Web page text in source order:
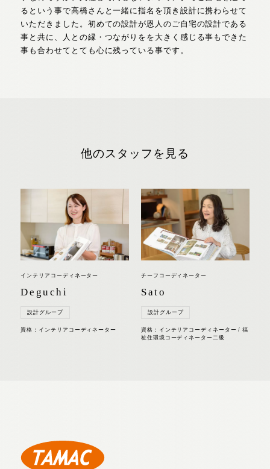
るという事で高橋さんと一緒に指名を頂き設計に携わらせて
いただきました。初めての設計が恩人のご自宅の設計である
事と共に、人との縁・つながりをを大きく感じる事もできた
事も合わせてとても心に残っている事です。
他のスタッフを見る
インテリアコーディネーター
Deguchi
設計グループ
資格：インテリアコーディネーター
チーフコーディネーター
Sato
設計グループ
資格：インテリアコーディネーター / 福
祉住環境コーディネーター二級